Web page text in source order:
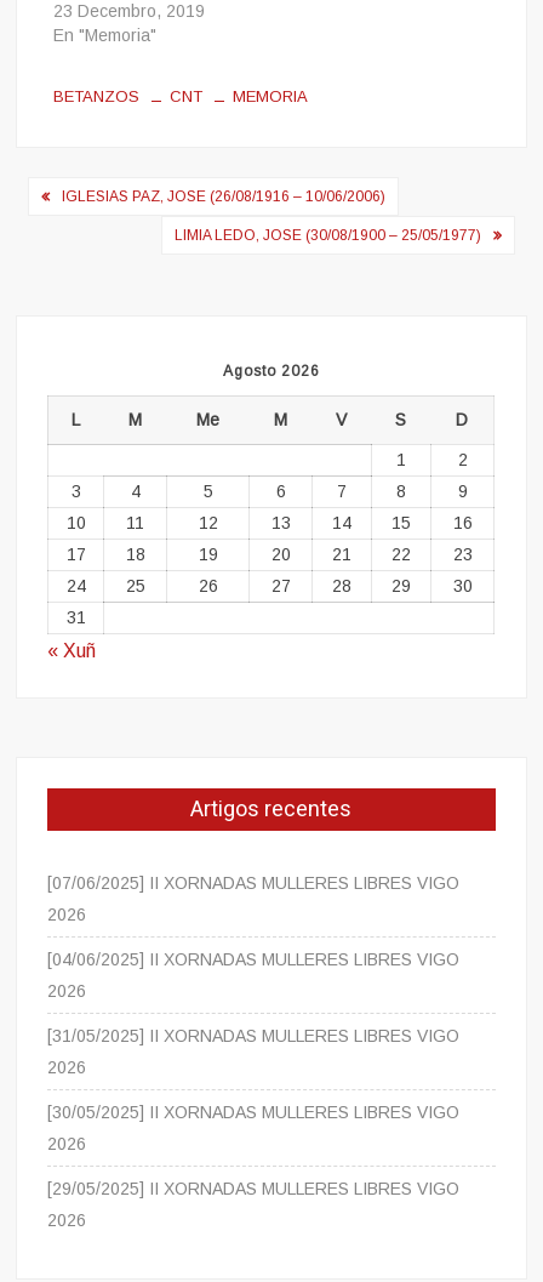
23 Decembro, 2019
En "Memoria"
BETANZOS CNT MEMORIA
Navegación
IGLESIAS PAZ, JOSE (26/08/1916 – 10/06/2006)
LIMIA LEDO, JOSE (30/08/1900 – 25/05/1977)
Agosto 2026
L M Me M V S D
1
2
3
4 5 6 7 8
9
10
11 12 13 14 15
16
17
18 19 20 21 22
23
24
25 26 27 28 29
30
31
« Xuñ
Artigos recentes
[07/06/2025] II XORNADAS MULLERES LIBRES VIGO
2026
[04/06/2025] II XORNADAS MULLERES LIBRES VIGO
2026
[31/05/2025] II XORNADAS MULLERES LIBRES VIGO
2026
[30/05/2025] II XORNADAS MULLERES LIBRES VIGO
2026
[29/05/2025] II XORNADAS MULLERES LIBRES VIGO
2026